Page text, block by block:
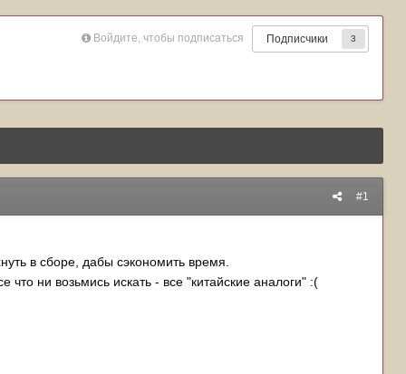
Войдите, чтобы подписаться Подписчики 3
#1
в сборе, дабы сэкономить время.
ни возьмись искать - все "китайские аналоги" :(